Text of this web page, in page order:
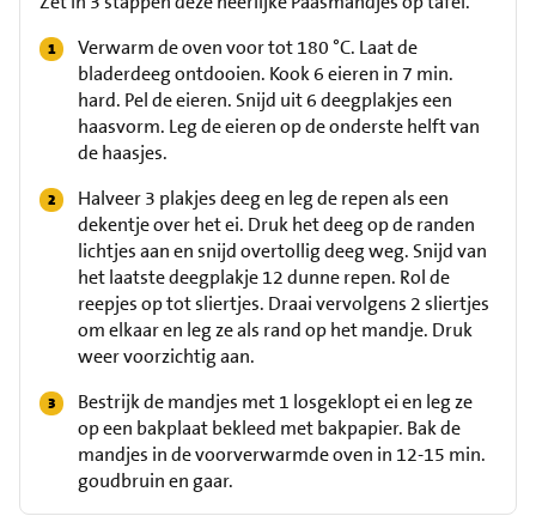
Verwarm de oven voor tot 180 °C. Laat de
bladerdeeg ontdooien. Kook 6 eieren in 7 min.
hard. Pel de eieren. Snijd uit 6 deegplakjes een
haasvorm. Leg de eieren op de onderste helft van
de haasjes.
Halveer 3 plakjes deeg en leg de repen als een
dekentje over het ei. Druk het deeg op de randen
lichtjes aan en snijd overtollig deeg weg. Snijd van
het laatste deegplakje 12 dunne repen. Rol de
reepjes op tot sliertjes. Draai vervolgens 2 sliertjes
om elkaar en leg ze als rand op het mandje. Druk
weer voorzichtig aan.
Bestrijk de mandjes met 1 losgeklopt ei en leg ze
op een bakplaat bekleed met bakpapier. Bak de
mandjes in de voorverwarmde oven in 12-15 min.
goudbruin en gaar.